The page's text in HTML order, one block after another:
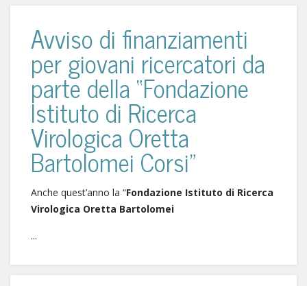
Avviso di finanziamenti
per giovani ricercatori da
parte della “Fondazione
Istituto di Ricerca
Virologica Oretta
Bartolomei Corsi”
Anche quest’anno la “Fondazione Istituto di Ricerca
Virologica Oretta Bartolomei
...